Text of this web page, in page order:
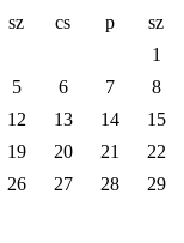
sz cs p
sz
1
5 6 7
8
12 13 14
15
19 20 21
22
26 27 28
29